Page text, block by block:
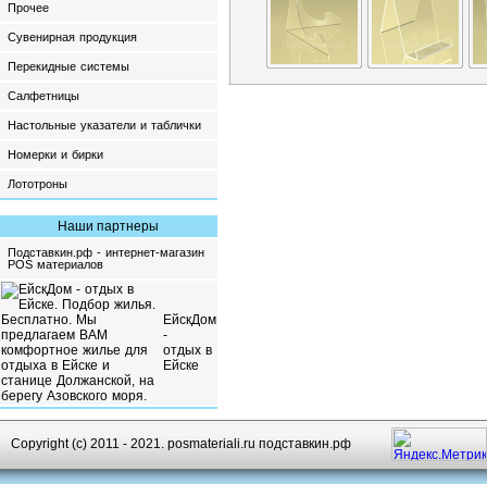
Прочее
Сувенирная продукция
Перекидные системы
Салфетницы
Настольные указатели и таблички
Номерки и бирки
Лототроны
Наши партнеры
Подставкин.рф - интернет-магазин
POS материалов
ЕйскДом
-
отдых в
Ейске
Copyright (c) 2011 - 2021. posmateriali.ru подставкин.рф